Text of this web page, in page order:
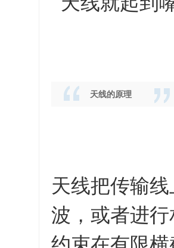
天线的原理
天线把传输
波，或者进